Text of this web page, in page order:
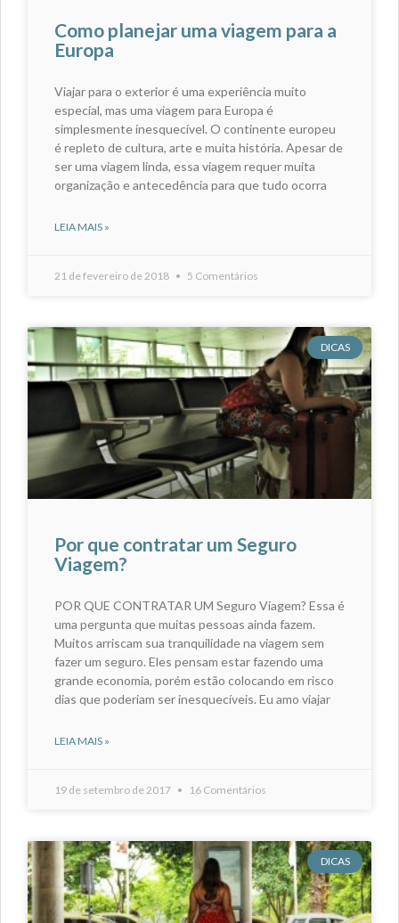
Como planejar uma viagem para a
Europa
Viajar para o exterior é uma experiência muito
especial, mas uma viagem para Europa é
simplesmente inesquecível. O continente europeu
é repleto de cultura, arte e muita história. Apesar de
ser uma viagem linda, essa viagem requer muita
organização e antecedência para que tudo ocorra
LEIA MAIS »
21 de fevereiro de 2018 5 Comentários
DICAS
Por que contratar um Seguro
Viagem?
POR QUE CONTRATAR UM Seguro Viagem? Essa é
uma pergunta que muitas pessoas ainda fazem.
Muitos arriscam sua tranquilidade na viagem sem
fazer um seguro. Eles pensam estar fazendo uma
grande economia, porém estão colocando em risco
dias que poderiam ser inesquecíveis. Eu amo viajar
LEIA MAIS »
19 de setembro de 2017 16 Comentários
DICAS